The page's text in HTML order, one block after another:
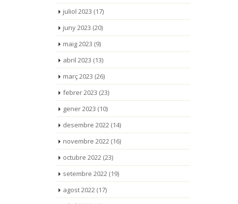
juliol 2023 (17)
juny 2023 (20)
maig 2023 (9)
abril 2023 (13)
març 2023 (26)
febrer 2023 (23)
gener 2023 (10)
desembre 2022(14)
novembre 2022(16)
octubre 2022(23)
setembre 2022(19)
agost 2022(17)